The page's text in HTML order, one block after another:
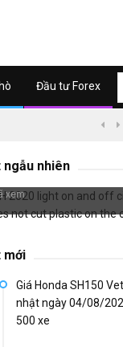
Đầu tư Forex
 
ngẫu nhiên
2020 light on
on the car
xem
mới
Giá Honda SH150
nhật ngày 04/08/
500 xe